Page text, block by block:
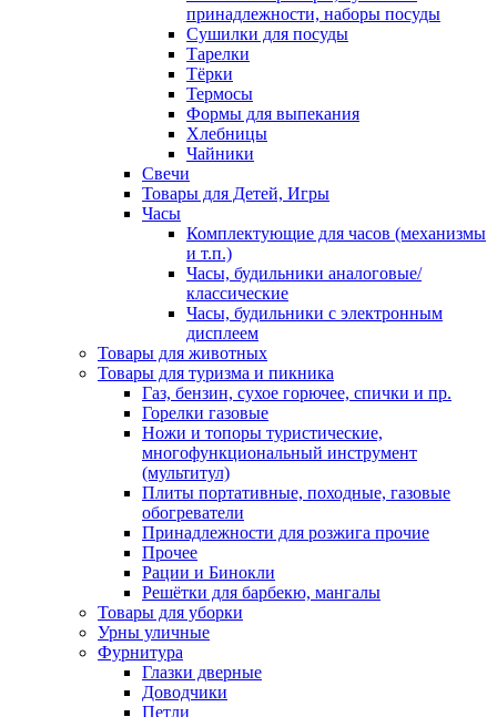
принадлежности, наборы посуды
Сушилки для посуды
Тарелки
Тёрки
Термосы
Формы для выпекания
Хлебницы
Чайники
Свечи
Товары для Детей, Игры
Часы
Комплектующие для часов (механизмы
и т.п.)
Часы, будильники аналоговые/
классические
Часы, будильники с электронным
дисплеем
Товары для животных
Товары для туризма и пикника
Газ, бензин, сухое горючее, спички и пр.
Горелки газовые
Ножи и топоры туристические,
многофункциональный инструмент
(мультитул)
Плиты портативные, походные, газовые
обогреватели
Принадлежности для розжига прочие
Прочее
Рации и Бинокли
Решётки для барбекю, мангалы
Товары для уборки
Урны уличные
Фурнитура
Глазки дверные
Доводчики
Петли